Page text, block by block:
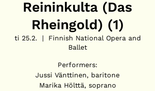
Reininkulta (Das
Rheingold) (1)
ti 25.2.
  |
Finnish National Opera and
Ballet
Performers:
Jussi Vänttinen, baritone
Marika Hölttä, soprano